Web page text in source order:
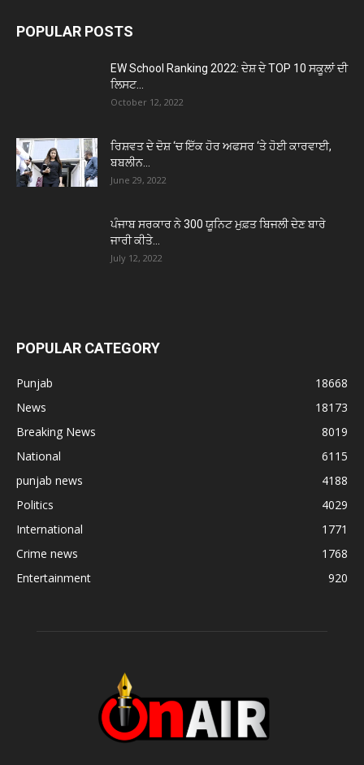
POPULAR POSTS
EW School Ranking 2022: ਦੇਸ਼ ਦੇ TOP 10 ਸਕੂਲਾਂ ਦੀ
ਲਿਸਟ...
October 12, 2022
ਰਿਸ਼ਵਤ ਦੇ ਦੋਸ਼ ‘ਚ ਇੱਕ ਹੋਰ ਅਫਸਰ ‘ਤੇ ਹੋਈ ਕਾਰਵਾਈ,
ਬਬਲੀਨ...
June 29, 2022
ਪੰਜਾਬ ਸਰਕਾਰ ਨੇ 300 ਯੂਨਿਟ ਮੁਫ਼ਤ ਬਿਜਲੀ ਦੇਣ ਬਾਰੇ
ਜਾਰੀ ਕੀਤੇ...
July 12, 2022
POPULAR CATEGORY
Punjab
18668
News
18173
Breaking News
8019
National
6115
punjab news
4188
Politics
4029
International
1771
Crime news
1768
Entertainment
920